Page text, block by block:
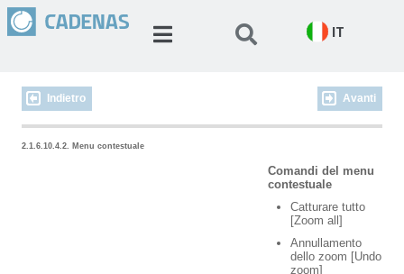
IT
Indietro Avanti
2.1.6.10.4.2. Menu contestuale
Comandi del menu
contestuale
Catturare tutto
[Zoom all]
Annullamento
dello zoom [Undo
zoom]